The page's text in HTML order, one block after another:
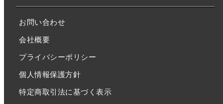
お問い合わせ
会社概要
プライバシーポリシー
個人情報保護方針
特定商取引法に基づく表示